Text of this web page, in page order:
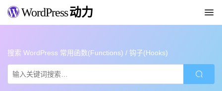
WordPress动力
搜索 WordPress 常用函数(Functions) / 钩子(Hooks)